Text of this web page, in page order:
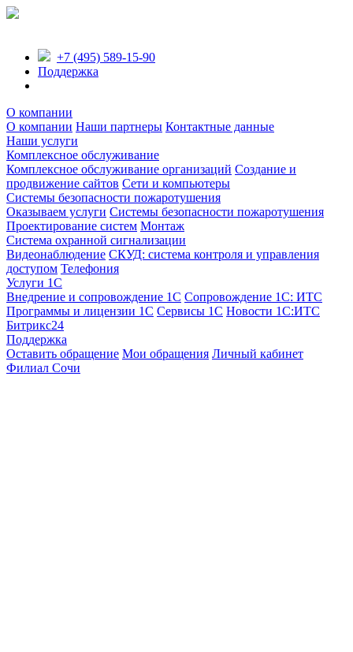
+7 (495) 589-15-90
Поддержка
О компании
О компании Наши партнеры Контактные данные
Наши услуги
Комплексное обслуживание
Комплексное обслуживание организаций Создание и
продвижение сайтов Сети и компьютеры
Системы безопасности пожаротушения
Оказываем услуги Системы безопасности пожаротушения
Проектирование систем Монтаж
Система охранной сигнализации
Видеонаблюдение СКУД: система контроля и управления
доступом Телефония
Услуги 1С
Внедрение и сопровождение 1С Сопровождение 1С: ИТС
Программы и лицензии 1С Сервисы 1С Новости 1С:ИТС
Битрикс24
Поддержка
Оставить обращение Мои обращения Личный кабинет
Филиал Сочи